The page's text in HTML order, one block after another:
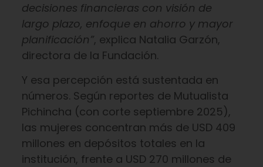
decisiones financieras con visión de
largo plazo, enfoque en ahorro y mayor
planificación”, explica Natalia Garzón,
directora de la Fundación.
Y esa percepción está sustentada en
números. Según reportes de Mutualista
Pichincha (con corte septiembre 2025),
las mujeres concentran más de USD 409
millones en depósitos totales en la
institución, frente a USD 270 millones de